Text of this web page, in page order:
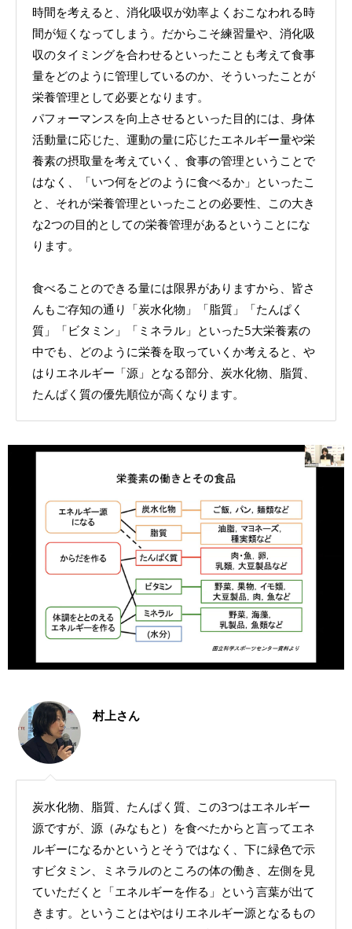
時間を考えると、消化吸収が効率よくおこなわれる時
間が短くなってしまう。だからこそ練習量や、消化吸
収のタイミングを合わせるといったことも考えて食事
量をどのように管理しているのか、そういったことが
栄養管理として必要となります。
パフォーマンスを向上させるといった目的には、身体
活動量に応じた、運動の量に応じたエネルギー量や栄
養素の摂取量を考えていく、食事の管理ということで
はなく、「いつ何をどのように食べるか」といったこ
と、それが栄養管理といったことの必要性、この大き
な2つの目的としての栄養管理があるということにな
ります。
食べることのできる量には限界がありますから、皆さ
んもご存知の通り「炭水化物」「脂質」「たんぱく
質」「ビタミン」「ミネラル」といった5大栄養素の
中でも、どのように栄養を取っていくか考えると、や
はりエネルギー「源」となる部分、炭水化物、脂質、
たんぱく質の優先順位が高くなります。
村上さん
炭水化物、脂質、たんぱく質、この3つはエネルギー
源ですが、源（みなもと）を食べたからと言ってエネ
ルギーになるかというとそうではなく、下に緑色で示
すビタミン、ミネラルのところの体の働き、左側を見
ていただくと「エネルギーを作る」という言葉が出て
きます。ということはやはりエネルギー源となるもの